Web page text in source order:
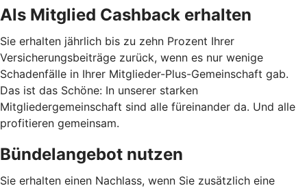
Als Mitglied Cashback erhalten
Sie erhalten jährlich bis zu zehn Prozent Ihrer
Versicherungsbeiträge zurück, wenn es nur wenige
Schadenfälle in Ihrer Mitglieder-Plus-Gemeinschaft gab.
Das ist das Schöne: In unserer starken
Mitgliedergemeinschaft sind alle füreinander da. Und alle
profitieren gemeinsam.
Bündelangebot nutzen
Sie erhalten einen Nachlass, wenn Sie zusätzlich eine